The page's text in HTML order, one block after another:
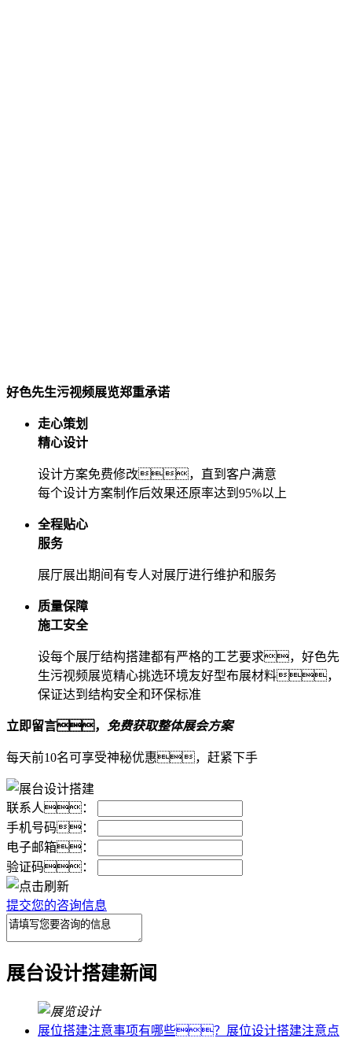
好色先生污视频展览郑重承诺
走心策划
精心设计
设计方案免费修改，直到客户满意
每个设计方案制作后效果还原率达到95%以上
全程贴心
服务
展厅展出期间有专人对展厅进行维护和服务
质量保障
施工安全
设每个展厅结构搭建都有严格的工艺要求，好色先
生污视频展览精心挑选环境友好型布展材料，
保证达到结构安全和环保标准
立即留言， 免费获取整体展会方案
每天前10名可享受神秘优惠，赶紧下手
联系人：
手机号码：
电子邮箱：
验证码：
提交您的咨询信息
展台设计搭建新闻
展位搭建注意事项有哪些？展位设计搭建注意点